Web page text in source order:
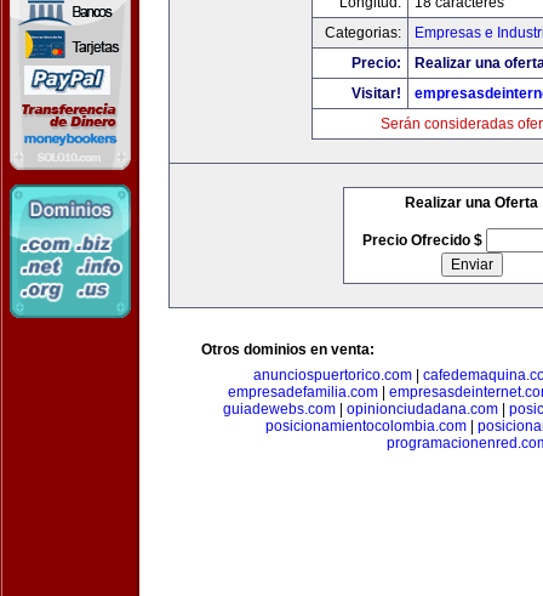
Categorias:
Empresas e
Precio:
Realizar una
Visitar!
Serán consideradas
Realizar una Oferta
Precio Ofrecido $
Otros dominios en venta:
anunciospuertorico.com|
empresadefamilia.com
guiadewebs.com
opinionciudadana.com
posicionamientocolombia.com|